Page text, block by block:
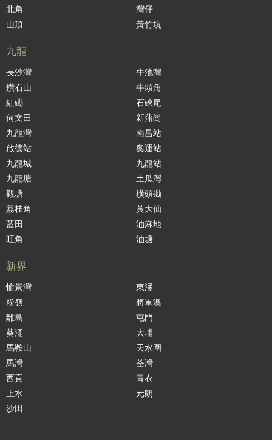
北角
山頂
灣仔
黃竹坑
九龍
長沙灣
鑽石山
紅磡
何文田
九龍灣
啟德站
九龍城
九龍塘
觀塘
荔枝角
藍田
旺角
牛池灣
牛頭角
石硤尾
新蒲崗
南昌站
奧運站
九龍站
土瓜灣
橫頭磡
黃大仙
油麻地
油塘
新界
愉景灣
粉嶺
離島
葵涌
馬鞍山
馬灣
西貢
上水
沙田
東涌
將軍澳
屯門
大埔
天水圍
荃灣
青衣
元朗